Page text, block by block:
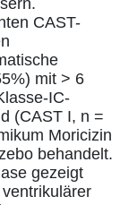
CAST-
mit > 6
IC-
(CAST I, n =
Moricizin
behandelt.
gezeigt